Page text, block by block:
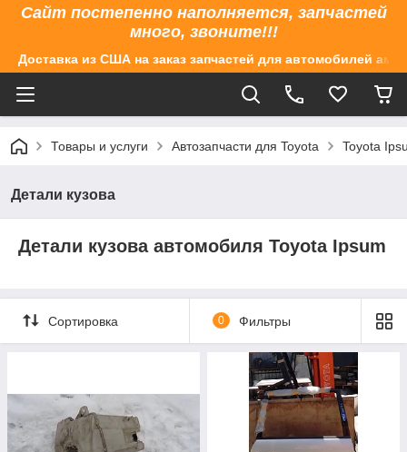
Сайт постепенно наполняется, запчастей
много, звоните!!!
Доставка из США на заказ запчастей для автомобилей
Товары и услуги Автозапчасти для Toyota Toyota
Детали кузова
Детали кузова автомобиля Toyota Ipsum
Сортировка 0 Фильтры